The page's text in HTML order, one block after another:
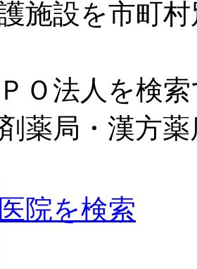
施設を市町
Ｏ法人を検
薬局・漢方
院を検索